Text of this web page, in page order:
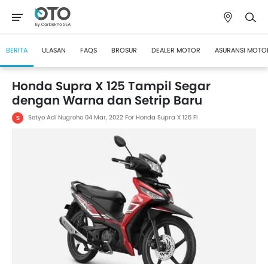
BERITA ULASAN FAQS BROSUR DEALER MOTOR ASURANSI
Honda Supra X 125 Tampil Segar
dengan Warna dan Setrip Baru
S Setyo Adi Nugroho 04 Mar, 2022 For Honda Supra X 125 FI